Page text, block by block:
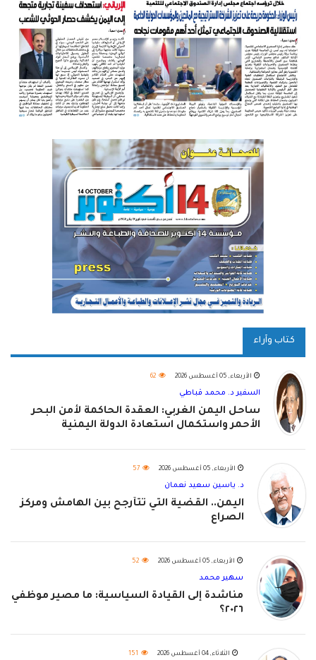
كتاب وآراء
الأربعاء, 05 أغسطس 2026 62
السفير د. محمد قباطي
ساحل اليمن الغربي: العقدة الحاكمة لأمن البحر
الأحمر واستكمال استعادة الدولة اليمنية
الأربعاء, 05 أغسطس 2026 57
د. ياسين سعيد نعمان
اليمن.. القضية التي تتأرجح بين الهامش ومركز
الصراع
الأربعاء, 05 أغسطس 2026 52
سهير محمد
مناشدة إلى القيادة السياسية: ما مصير موظفي
٢٠٢٦؟
الثلاثاء, 04 أغسطس 2026 151